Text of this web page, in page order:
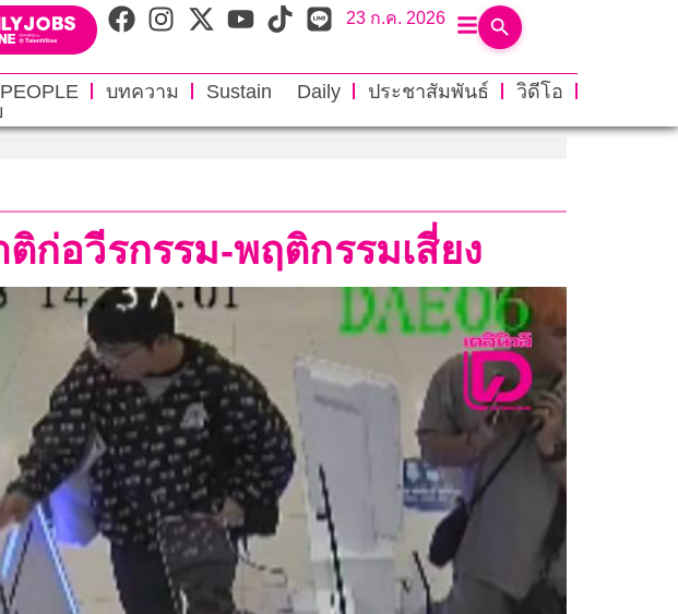
23 ก.ค. 2026
PEOPLE บทความ Sustain Daily ประชาสัมพันธ์
วิดีโอ
ก่อวีรกรรม-พฤติกรรมเสี่ยง